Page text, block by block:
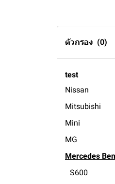
ตัวกรอง (0)
test
55ah
50ah
45ah
35ah
24ah
Musso
Actyon
lawn mover
fire pump
generator
S91
S70
S40
FM
XC90
XC60
XC40
V60
S90
S60
Toyota
Sport Rider
Tiger
Corona
Soluna
Yaris
Wish
Vios
Vigo
Ventury
Suzuki
Vitara
APV
Caribian
SX4
Swift
Jimny
Grand Vitara
Ertiga
Subaru
XV
Outback
Impreza
Forester
BRZ
Peugeot
505
406
205
405
305
RCZ
Nissan
CM200
CWA
Diesel
Sunny
X-Trail
Mitsubishi
Fuso
L200 Strada
Xpander
Triton
Mini
Cooper
MG
ZS
V80
Mercedes
S600